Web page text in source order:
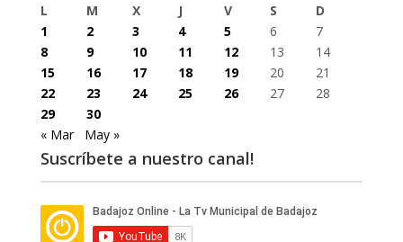
L
M X J V S
D
1
2 3 4 5 6
7
8
9 10 11 12 13
14
15
16 17 18 19 20
21
22
23 24 25 26 27
28
29
30
« Mar
May »
Suscríbete a nuestro canal!